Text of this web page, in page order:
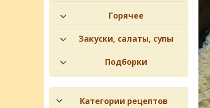
Горячее
Закуски, салаты, супы
Подборки
Категории рецептов